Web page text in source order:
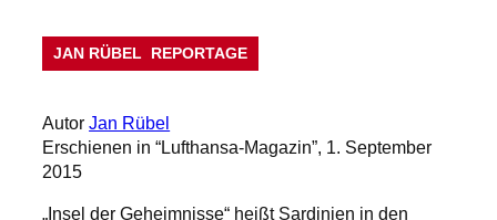
JAN RÜBEL REPORTAGE
AutorJan Rübel
Erschienen in “Lufthansa-Magazin”, 1. September
2015
„Insel der Geheimnisse“ heißt Sardinien in den